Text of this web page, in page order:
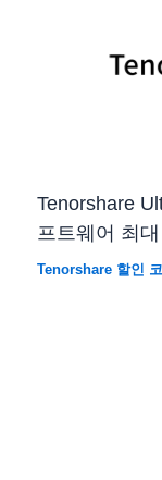
Tenorshare
프트웨어 최
Tenorshare 할인